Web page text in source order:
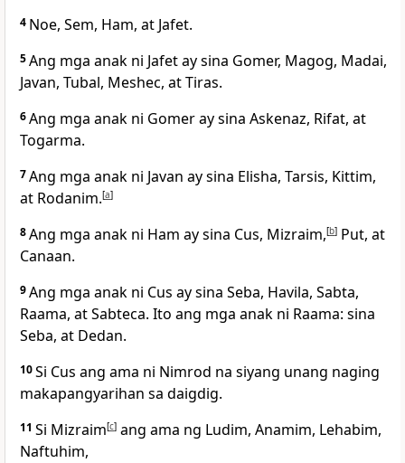
4 Noe, Sem, Ham, at Jafet.
5Ang mga anak ni Jafet ay sina Gomer, Magog, Madai,
Javan, Tubal, Meshec, at Tiras.
6Ang mga anak ni Gomer ay sina Askenaz, Rifat, at
Togarma.
7Ang mga anak ni Javan ay sina Elisha, Tarsis, Kittim,
at Rodanim.[a]
8Ang mga anak ni Ham ay sina Cus, Mizraim,[b] Put, at
Canaan.
9Ang mga anak ni Cus ay sina Seba, Havila, Sabta,
Raama, at Sabteca. Ito ang mga anak ni Raama: sina
Seba, at Dedan.
10Si Cus ang ama ni Nimrod na siyang unang naging
makapangyarihan sa daigdig.
11 Si Mizraim[c] ang ama ng Ludim, Anamim, Lehabim,
Naftuhim,